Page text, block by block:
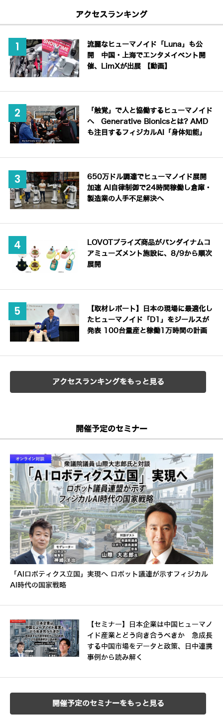
アクセスランキング
流麗なヒューマノイド「Luna」も公
開 中国・上海でエンタメイベント開
催、LimXが出展 【動画】
「触覚」で人と協働するヒューマノイド
へ Generative Bionicsとは? AMD
も注目するフィジカルAI「身体知能」
650万ドル調達でヒューマノイド展開
加速 AI自律制御で24時間稼働し倉庫・
製造業の人手不足解決へ
LOVOTプライズ商品がバンダイナムコ
アミューズメント施設に、8/9から順次
展開
【取材レポート】日本の現場に最適化し
たヒューマノイド「D1」をジールスが
発表 100台量産と稼働1万時間の計画
アクセスランキングをもっと見る
開催予定のセミナー
「AIロボティクス立国」実現へ ロボット議連が示すフィジカル
AI時代の国家戦略
【セミナー】日本企業は中国ヒューマノ
イド産業とどう向き合うべきか 急成長
する中国市場をデータと政策、日中連携
事例から読み解く
開催予定のセミナーをもっと見る